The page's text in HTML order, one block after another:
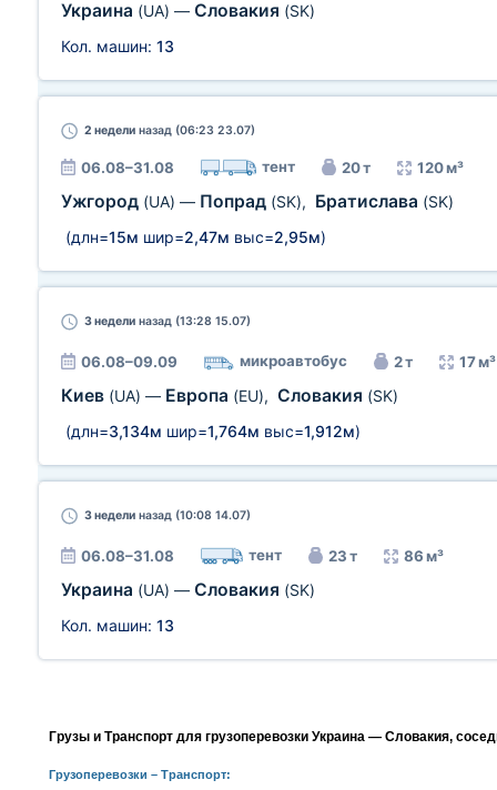
Украина (UA) — Словакия (SK)
Кол. машин: 13
2 недели назад (06:23 23.07)
06.08–31.08 тент 20 т 120 м³
Ужгород (UA) — Попрад (SK), Братислава (SK)
(длн=15м шир=2,47м выс=2,95м)
3 недели назад (13:28 15.07)
06.08–09.09 микроавтобус 2 т 17 м³
Киев (UA) — Европа (EU), Словакия (SK)
(длн=3,134м шир=1,764м выс=1,912м)
3 недели назад (10:08 14.07)
06.08–31.08 тент 23 т 86 м³
Украина (UA) — Словакия (SK)
Кол. машин: 13
Грузы и Транспорт для грузоперевозки Украина — Словакия,
Грузоперевозки – Транспорт: